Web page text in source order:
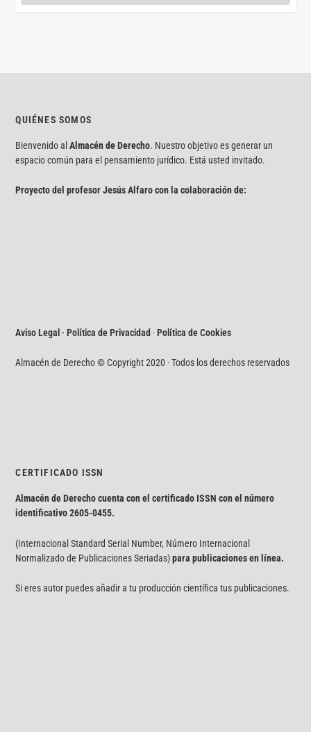
QUIÉNES SOMOS
Bienvenido alAlmacén de Derecho. Nuestro objetivo es generar un
espacio común para el pensamiento jurídico. Está usted invitado.
Proyecto del profesor Jesús Alfaro con la colaboración de:
Aviso Legal · Política de Privacidad ·Política de Cookies
Almacén de Derecho © Copyright 2020 · Todos los derechos reservados
CERTIFICADO ISSN
Almacén de Derecho cuenta con el certificado ISSN con el número
identificativo2605-0455.
(Internacional Standard Serial Number, Número Internacional
Normalizado de Publicaciones Seriadas)para publicaciones en línea.
Si eres autor puedes añadir a tu producción científica tus publicaciones.